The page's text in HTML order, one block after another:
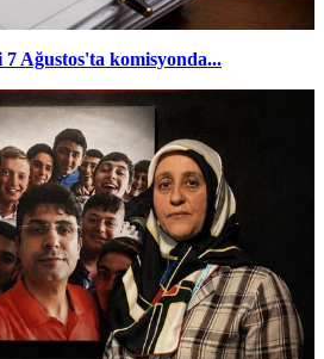
Ağustos'ta komisyonda...